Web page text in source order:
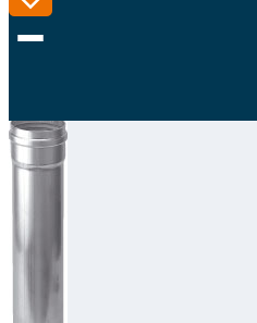
Taal
Oplossingen
Alu-fix